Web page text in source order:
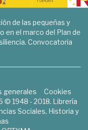
de las pequeñas y
en el marco del Plan de
Convocatoria
generales
Cookies
© 1948 - 2018. Librería
Sociales, Historia y